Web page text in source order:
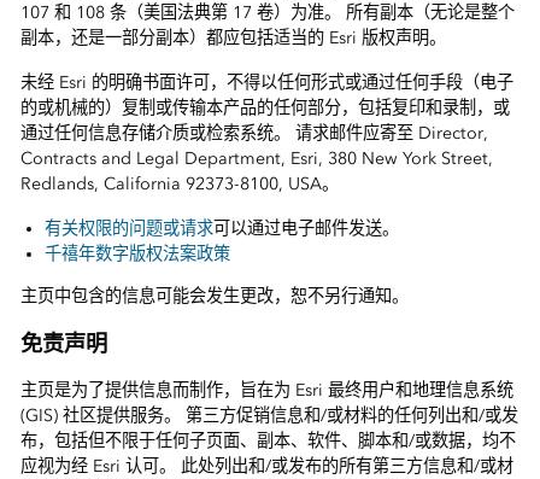
107 和 108 条（美国法典第 17 卷）为准。 所有副本（无论是整个
副本，还是一部分副本）都应包括适当的 Esri 版权声明。
未经 Esri 的明确书面许可，不得以任何形式或通过任何手段（电子
的或机械的）复制或传输本产品的任何部分，包括复印和录制，或
通过任何信息存储介质或检索系统。 请求邮件应寄至 Director,
Contracts and Legal Department, Esri, 380 New York Street,
Redlands, California 92373-8100, USA。
有关权限的问题或请求可以通过电子邮件发送。
千禧年数字版权法案政策
主页中包含的信息可能会发生更改，恕不另行通知。
免责声明
主页是为了提供信息而制作，旨在为 Esri 最终用户和地理信息系统
(GIS) 社区提供服务。 第三方促销信息和/或材料的任何列出和/或发
布，包括但不限于任何子页面、副本、软件、脚本和/或数据，均不
应视为经 Esri 认可。 此处列出和/或发布的所有第三方信息和/或材